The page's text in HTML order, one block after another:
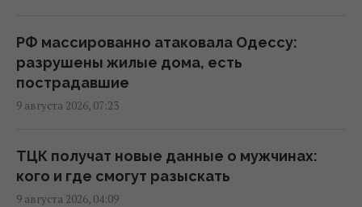
В Геленджике уничтожена позиция С-400,
из которой 8 августа били по Украине, -
Россияне продвинулись в Часовом Яру, –
РФ массированно атаковала Одессу:
разрушены жилые дома, есть
пострадавшие
9 августа 2026, 07:23
ТЦК получат новые данные о мужчинах:
кого и где смогут разыскать
9 августа 2026, 04:09